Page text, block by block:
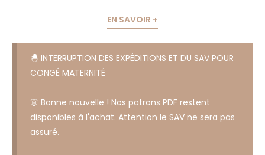
EN SAVOIR +
🐣 INTERRUPTION DES EXPÉDITIONS ET DU SAV POUR
CONGÉ MATERNITÉ
👗 Bonne nouvelle ! Nos patrons PDF restent
disponibles à l'achat. Attention le SAV ne sera pas
assuré.